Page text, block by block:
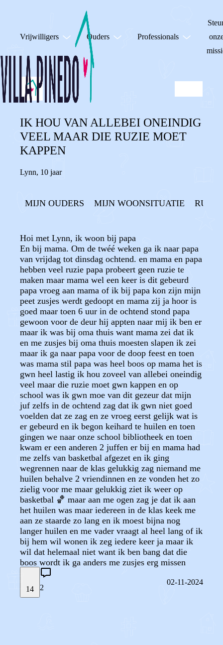
Vrijwilligers Ouders Professionals
IK HOU VAN ALLEBEI ONEINDIG
VEEL MAAR DIE RUZIE MOET
KAPPEN
Lynn, 10 jaar
MIJN OUDERS MIJN WOONSITUATIE RUZIE
Hoi met Lynn, ik woon bij papa
En bij mama. Om de twéé weken ga ik naar papa
van vrijdag tot dinsdag ochtend. en mama en papa
hebben veel ruzie papa probeert geen ruzie te
maken maar mama wel een keer is dit gebeurd
papa vroeg aan mama of ik bij papa kon zijn mijn
peet zusjes werdt gedoopt en mama zij ja hoor is
goed maar toen 6 uur in de ochtend stond papa
gewoon voor de deur hij appten naar mij ik ben er
maar ik was bij oma thuis want mama zei dat ik
en me zusjes bij oma thuis moesten slapen ik zei
maar ik ga naar papa voor de doop feest en toen
was mama stil papa was heel boos op mama het is
gwn heel lastig ik hou zoveel van allebei oneindig
veel maar die ruzie moet gwn kappen en op
school was ik gwn moe van dit gezeur dat mijn
juf zelfs in de ochtend zag dat ik gwn niet goed
voelden dat ze zag en ze vroeg eerst gelijk wat is
er gebeurd en ik begon keihard te huilen en toen
gingen we naar onze school bibliotheek en toen
kwam er een anderen 2 juffen er bij en mama had
me zelfs van basketbal afgezet en ik ging
wegrennen naar de klas gelukkig zag niemand me
huilen behalve 2 vriendinnen en ze vonden het zo
zielig voor me maar gelukkig ziet ik weer op
basketbal 🏀 maar aan me ogen zag je dat ik aan
het huilen was maar iedereen in de klas keek me
aan ze staarde zo lang en ik moest bijna nog
langer huilen en me vader vraagt al heel lang of ik
bij hem wil wonen ik zeg iedere keer ja maar ik
wil dat helemaal niet want ik ben bang dat die
boos wordt ik ga anders me zusjes erg missen
14 2
02-11-2024